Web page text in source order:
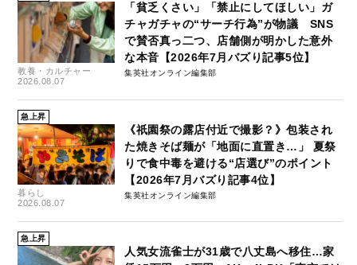
教養・カルチャー
2026.08.07
「貧乏くさい」「禁止にしてほしい」ガ
チャガチャの“サーチ行為”が物議 SNS
で賛否真っ二つ、店舗側が明かした意外
な本音【2026年7月バズり記事5位】
集英社オンライン編集部
急上昇
暮らし
2026.08.07
《祇園祭の露店付近で撮影？》包装され
た焼きそば麺が「地面に直置き…」 夏祭
りで食中毒を避ける“店選び”のポイント
【2026年7月バズり記事4位】
集英社オンライン編集部
急上昇
人気女流雀士が31歳で八丈島へ移住…家